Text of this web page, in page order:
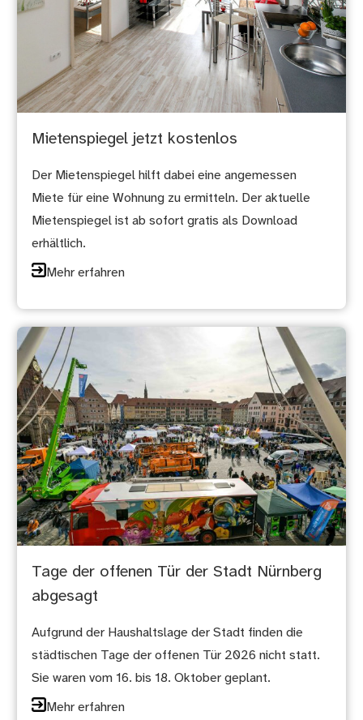
Mietenspiegel jetzt kostenlos
Der Mietenspiegel hilft dabei eine angemessen
Miete für eine Wohnung zu ermitteln. Der aktuelle
Mietenspiegel ist ab sofort gratis als Download
erhältlich.
Mehr erfahren
Tage der offenen Tür der Stadt Nürnberg
abgesagt
Aufgrund der Haushaltslage der Stadt finden die
städtischen Tage der offenen Tür 2026 nicht statt.
Sie waren vom 16. bis 18. Oktober geplant.
Mehr erfahren